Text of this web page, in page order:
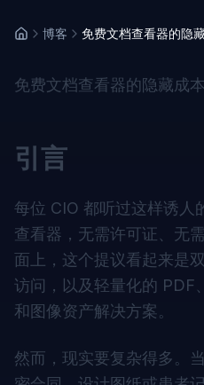
博客 免费文档查看器的隐
免费文档查看器的隐藏成
引言
每位 CIO 都听过这样诱人
查看器，无需许可证、无
面上，这个提议看起来是
访问，以及轻量化的
和图像资产解决方案。
然而，现实要复杂得多。